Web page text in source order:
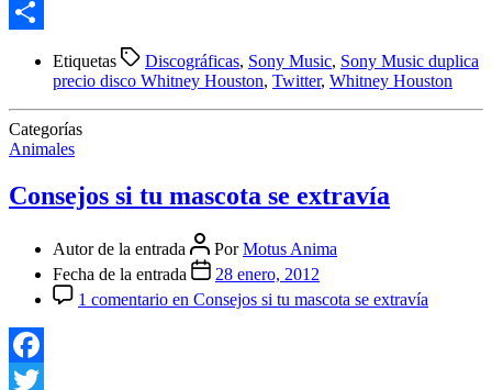
Email
Etiquetas Discográficas, Sony Music, Sony Music duplica
precio disco Whitney Houston, Twitter, Whitney Houston
Categorías
Animales
Consejos si tu mascota se extravía
Autor de la entrada PorMotus Anima
Fecha de la entrada
28 enero, 2012
1 comentario en Consejos si tu mascota se extravía
Facebook